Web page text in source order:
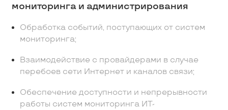
мониторинга и администрирования
Обработка событий, поступающих от систем
мониторинга;
Взаимодействие с провайдерами в случае
перебоев сети Интернет и каналов связи;
Обеспечение доступности и непрерывности
работы систем мониторинга ИТ-